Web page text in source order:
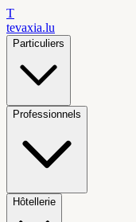
T
tevaxia.lu
Particuliers
Professionnels
Hôtellerie